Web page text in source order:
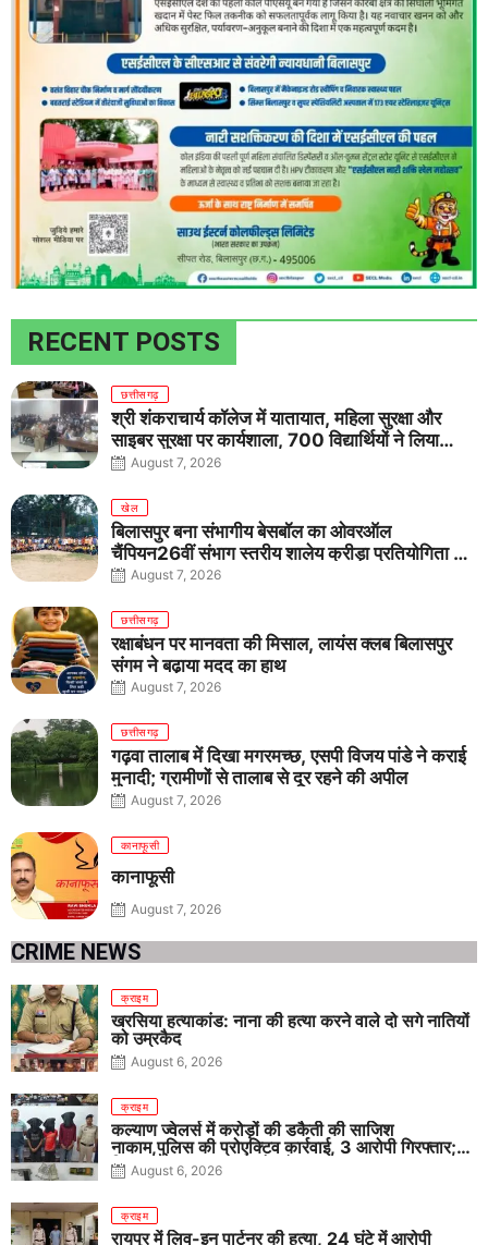
RECENT POSTS
छत्तीसगढ़
श्री शंकराचार्य कॉलेज में यातायात, महिला सुरक्षा और
साइबर सुरक्षा पर कार्यशाला, 700 विद्यार्थियों ने लिया
जागरूकता का संकल्प
August 7, 2026
खेल
बिलासपुर बना संभागीय बेसबॉल का ओवरऑल
चैंपियन26वीं संभाग स्तरीय शालेय क्रीड़ा प्रतियोगिता में
तीनों आयु वर्गों में शानदार प्रदर्शन
August 7, 2026
छत्तीसगढ़
रक्षाबंधन पर मानवता की मिसाल, लायंस क्लब बिलासपुर
संगम ने बढ़ाया मदद का हाथ
August 7, 2026
छत्तीसगढ़
गढ़वा तालाब में दिखा मगरमच्छ, एसपी विजय पांडे ने कराई
मुनादी; ग्रामीणों से तालाब से दूर रहने की अपील
August 7, 2026
कानाफूसी
कानाफूसी
August 7, 2026
CRIME NEWS
क्राइम
खरसिया हत्याकांड: नाना की हत्या करने वाले दो सगे नातियों
को उम्रकैद
August 6, 2026
क्राइम
कल्याण ज्वेलर्स में करोड़ों की डकैती की साजिश
नाकाम,पुलिस की प्रोएक्टिव कार्रवाई, 3 आरोपी गिरफ्तार;
पिस्टल, कारतूस, चाकू और मोबाइल बरामद
August 6, 2026
क्राइम
रायपुर में लिव-इन पार्टनर की हत्या, 24 घंटे में आरोपी